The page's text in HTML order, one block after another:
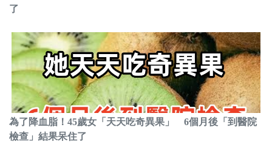
了
為了降血脂！45歲女「天天吃奇異果」 6個月後「到醫院
檢查」結果呆住了